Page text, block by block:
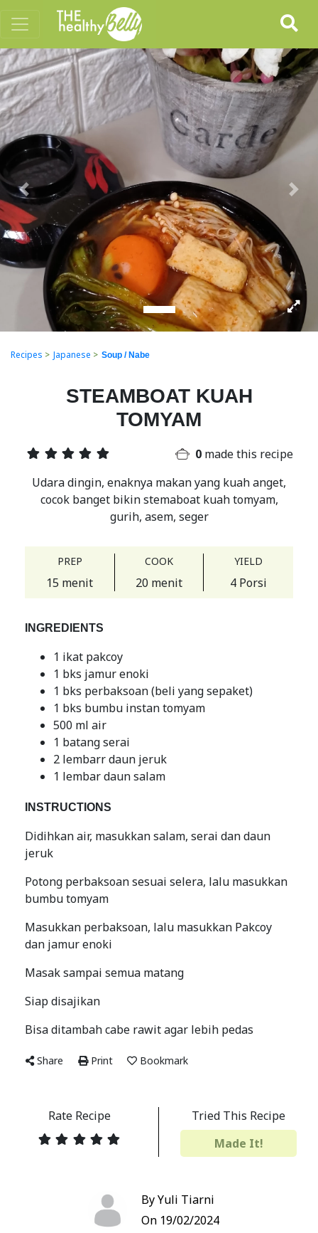
Previous Next
Recipes > Japanese > Soup / Nabe
STEAMBOAT KUAH
TOMYAM
0 made this recipe
Udara dingin, enaknya makan yang kuah anget,
cocok banget bikin stemaboat kuah tomyam,
gurih, asem, seger
PREP
15 menit
COOK
20 menit
YIELD
4 Porsi
INGREDIENTS
1 ikat pakcoy
1 bks jamur enoki
1 bks perbaksoan (beli yang sepaket)
1 bks bumbu instan tomyam
500 ml air
1 batang serai
2 lembarr daun jeruk
1 lembar daun salam
INSTRUCTIONS
Didihkan air, masukkan salam, serai dan daun
jeruk
Potong perbaksoan sesuai selera, lalu masukkan
bumbu tomyam
Masukkan perbaksoan, lalu masukkan Pakcoy
dan jamur enoki
Masak sampai semua matang
Siap disajikan
Bisa ditambah cabe rawit agar lebih pedas
Share Print Bookmark
Rate Recipe
Tried This Recipe
Made It!
By Yuli Tiarni
On 19/02/2024